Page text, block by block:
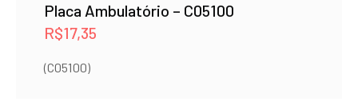
Placa Ambulatório – C05100
R$17,35
(C05100)